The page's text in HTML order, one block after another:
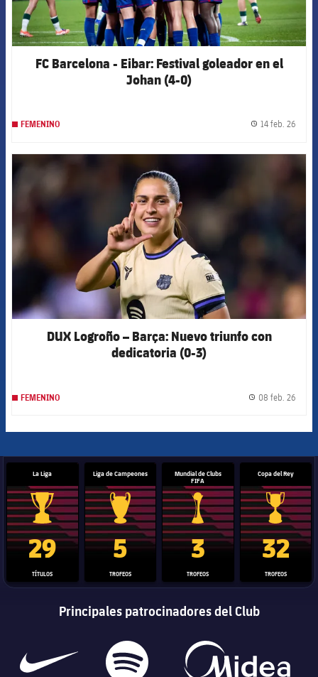
FC Barcelona - Eibar: Festival goleador en el
Johan (4-0)
FEMENINO 14 feb. 26
DUX Logroño – Barça: Nuevo triunfo con
dedicatoria (0-3)
FEMENINO 08 feb. 26
La Liga
Trofeo de La Liga
29
TÍTULOS
Liga de Campeones
Trofeo de la Liga de Campeones
5
TROFEOS
Mundial de Clubs
FIFA
Trofeo del Mundial de
3
TROFEOS
Copa del Rey
Copa del
32
TROFEOS
Principales patrocinadores del Club